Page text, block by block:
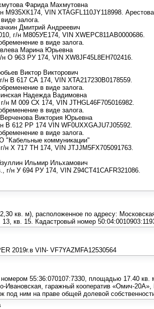
Фарида Махмутовна
М935ХК174, VIN XTAGFL110JY118998.
залога.
Дмитрий Андреевич
г/н М805УЕ174, VIN XWEPC811AB0000686.
в виде залога.
Марина Юрьевна
О 963 РУ 174, VIN XW8JF45L8EH702416.
Виктор Викторович
н В 617 СА 174, VIN XTA217230B0178559.
в виде залога.
Надежда Вадимовна
н М 009 СХ 174, VIN JTHGL46F705016982.
в виде залога.
Виктория Юрьевна
В 612 РР 174 VIN WF0UXXGAJU7J05592.
в виде залога.
"Кабельные коммуникации"
н Х 717 ТН 174, VIN JTJJM5FX705091763.
Ильмир Ильхамович
г/н У 694 РУ 174, VIN Z94CT41CAFR321086.
кв. м), расположенное по адресу:
кв. 15. Кадастровый номер
2019г.в VIN- VF7YAZMFA12530564
55:36:070107:7330, площадью 17.40 кв.
Ивановская, гаражный кооператив «Омич-
под ним на праве общей долевой